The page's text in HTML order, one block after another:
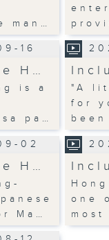
man…
16
H…
is a
pa…
"A
for
02
H…
Ma…
one
most